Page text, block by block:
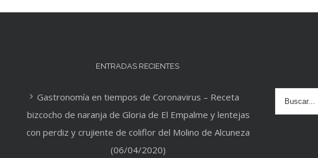
ENTRADAS RECIENTES
Gastronomía en tiempos de Coronavirus – Receta
bizcocho de naranja de Gloria de El Empalme y lentejas
con perdiz y crujiente de coliflor del Molino de Alcuneza
(06/04/2020)